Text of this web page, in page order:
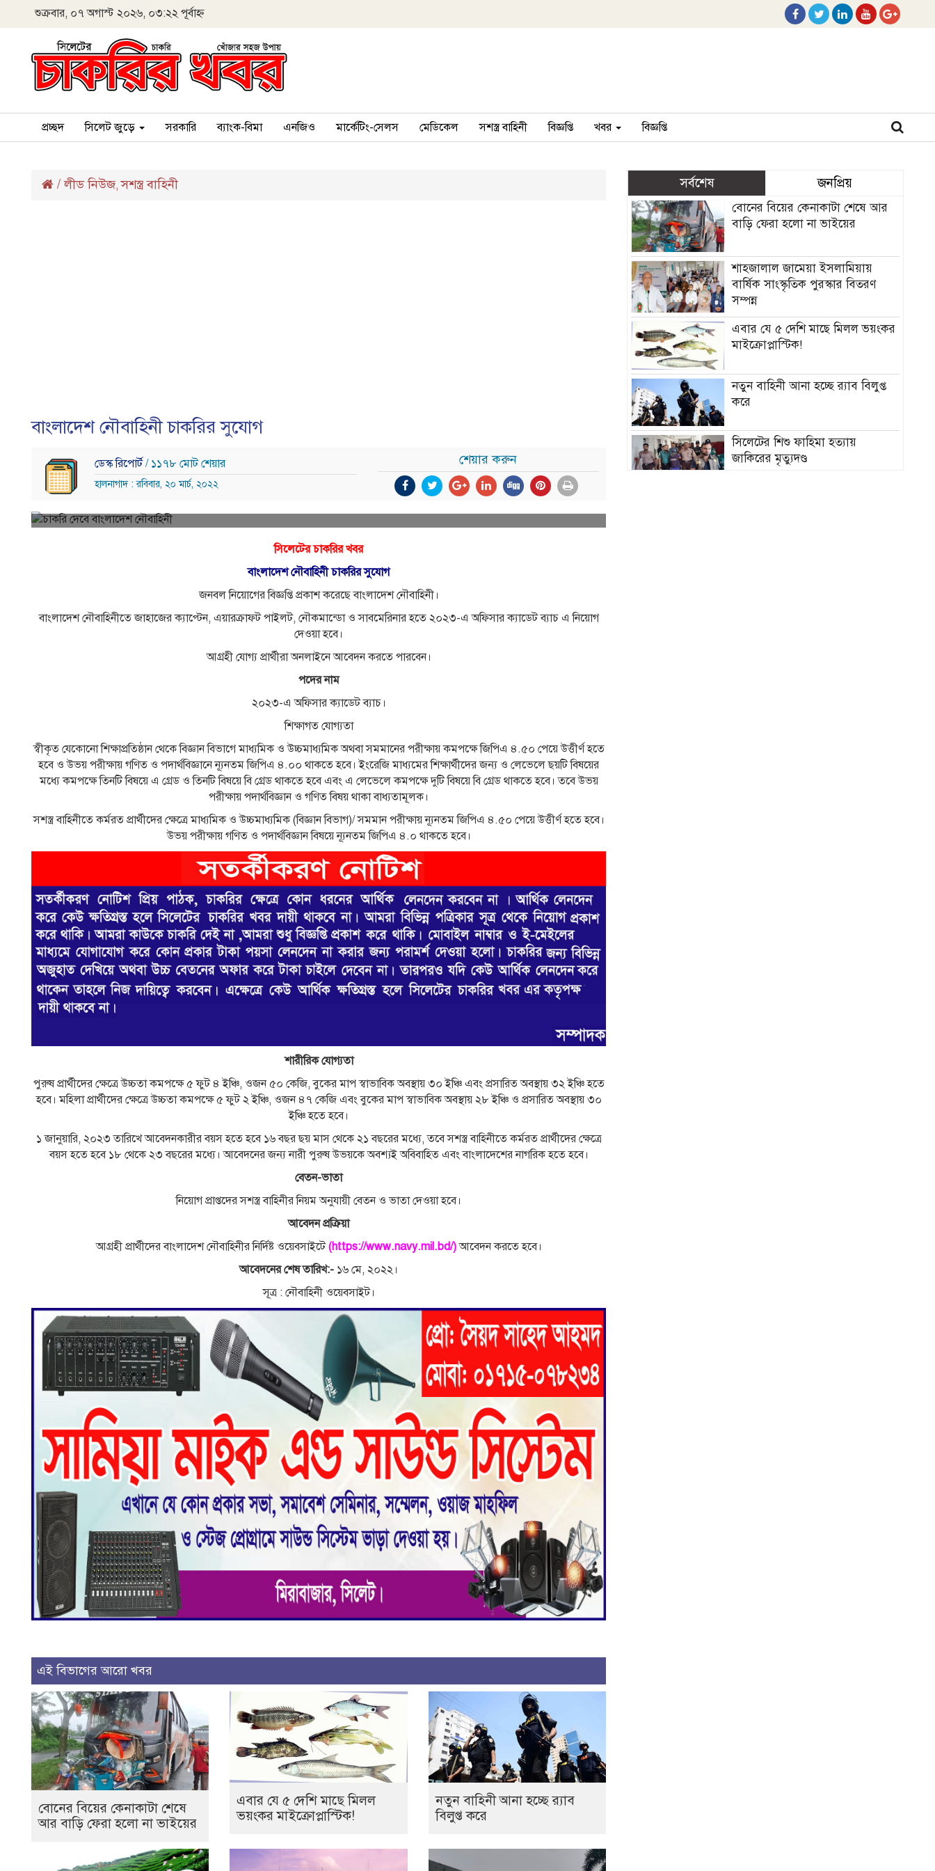
শুক্রবার, ০৭ অগাস্ট ২০২৬, ০৩:২২ পূর্বাহ্ন
প্রচ্ছদ সিলেট জুড়ে সরকারি ব্যাংক-বিমা এনজিও মার্কেটিং-সেলস মেডিকেল সশস্ত্র বাহিনী বিজ্ঞপ্তি খবর বিজ্ঞপ্তি
/লীড নিউজ,সশস্ত্র বাহিনী
বাংলাদেশ নৌবাহিনী চাকরির সুযোগ
ডেস্ক রিপোর্ট/ ১১৭৮ মোট শেয়ার
হালনাগাদ : রবিবার, ২০ মার্চ, ২০২২
শেয়ার করুন
সিলেটের চাকরির খবর
বাংলাদেশ নৌবাহিনী চাকরির সুযোগ
জনবল নিয়োগের বিজ্ঞপ্তি প্রকাশ করেছে বাংলাদেশ নৌবাহিনী।
বাংলাদেশ নৌবাহিনীতে জাহাজের ক্যাপ্টেন, এয়ারক্রাফট পাইলট, নৌকমান্ডো ও সাবমেরিনার হতে ২০২৩-এ অফিসার ক্যাডেট ব্যাচ এ নিয়োগ
দেওয়া হবে।
আগ্রহী যোগ্য প্রার্থীরা অনলাইনে আবেদন করতে পারবেন।
পদের নাম
২০২৩-এ অফিসার ক্যাডেট ব্যাচ।
শিক্ষাগত যোগ্যতা
স্বীকৃত যেকোনো শিক্ষাপ্রতিষ্ঠান থেকে বিজ্ঞান বিভাগে মাধ্যমিক ও উচ্চমাধ্যমিক অথবা সমমানের পরীক্ষায় কমপক্ষে জিপিএ ৪.৫০ পেয়ে উত্তীর্ণ হতে
হবে ও উভয় পরীক্ষায় গণিত ও পদার্থবিজ্ঞানে ন্যূনতম জিপিএ ৪.০০ থাকতে হবে। ইংরেজি মাধ্যমের শিক্ষার্থীদের জন্য ও লেভেলে ছয়টি বিষয়ের
মধ্যে কমপক্ষে তিনটি বিষয়ে এ গ্রেড ও তিনটি বিষয়ে বি গ্রেড থাকতে হবে এবং এ লেভেলে কমপক্ষে দুটি বিষয়ে বি গ্রেড থাকতে হবে। তবে উভয়
পরীক্ষায় পদার্থবিজ্ঞান ও গণিত বিষয় থাকা বাধ্যতামূলক।
সশস্ত্র বাহিনীতে কর্মরত প্রার্থীদের ক্ষেত্রে মাধ্যমিক ও উচ্চমাধ্যমিক (বিজ্ঞান বিভাগ)/ সমমান পরীক্ষায় ন্যূনতম জিপিএ ৪.৫০ পেয়ে উত্তীর্ণ হতে হবে।
উভয় পরীক্ষায় গণিত ও পদার্থবিজ্ঞান বিষয়ে ন্যূনতম জিপিএ ৪.০ থাকতে হবে।
শারীরিক যোগ্যতা
পুরুষ প্রার্থীদের ক্ষেত্রে উচ্চতা কমপক্ষে ৫ ফুট ৪ ইঞ্চি, ওজন ৫০ কেজি, বুকের মাপ স্বাভাবিক অবস্থায় ৩০ ইঞ্চি এবং প্রসারিত অবস্থায় ৩২ ইঞ্চি হতে
হবে। মহিলা প্রার্থীদের ক্ষেত্রে উচ্চতা কমপক্ষে ৫ ফুট ২ ইঞ্চি, ওজন ৪৭ কেজি এবং বুকের মাপ স্বাভাবিক অবস্থায় ২৮ ইঞ্চি ও প্রসারিত অবস্থায় ৩০
ইঞ্চি হতে হবে।
১ জানুয়ারি, ২০২৩ তারিখে আবেদনকারীর বয়স হতে হবে ১৬ বছর ছয় মাস থেকে ২১ বছরের মধ্যে, তবে সশস্ত্র বাহিনীতে কর্মরত প্রার্থীদের ক্ষেত্রে
বয়স হতে হবে ১৮ থেকে ২৩ বছরের মধ্যে। আবেদনের জন্য নারী পুরুষ উভয়কে অবশ্যই অবিবাহিত এবং বাংলাদেশের নাগরিক হতে হবে।
বেতন-ভাতা
নিয়োগ প্রাপ্তদের সশস্ত্র বাহিনীর নিয়ম অনুযায়ী বেতন ও ভাতা দেওয়া হবে।
আবেদন প্রক্রিয়া
আগ্রহী প্রার্থীদের বাংলাদেশ নৌবাহিনীর নির্দিষ্ট ওয়েবসাইটে(https://www.navy.mil.bd/)আবেদন করতে হবে।
আবেদনের শেষ তারিখ:- ১৬ মে, ২০২২।
সূত্র : নৌবাহিনী ওয়েবসাইট।
এই বিভাগের আরো খবর
বোনের বিয়ের কেনাকাটা শেষে
আর বাড়ি ফেরা হলো না ভাইয়ের
এবার যে ৫ দেশি মাছে মিলল
ভয়ংকর মাইক্রোপ্লাস্টিক!
নতুন বাহিনী আনা হচ্ছে র‍্যাব
বিলুপ্ত করে
সর্বশেষ জনপ্রিয়
বোনের বিয়ের কেনাকাটা শেষে আর
বাড়ি ফেরা হলো না ভাইয়ের
শাহজালাল জামেয়া ইসলামিয়ায়
বার্ষিক সাংস্কৃতিক পুরস্কার বিতরণ
সম্পন্ন
এবার যে ৫ দেশি মাছে মিলল ভয়ংকর
মাইক্রোপ্লাস্টিক!
নতুন বাহিনী আনা হচ্ছে র‍্যাব বিলুপ্ত
করে
সিলেটের শিশু ফাহিমা হত্যায়
জাকিরের মৃত্যুদণ্ড